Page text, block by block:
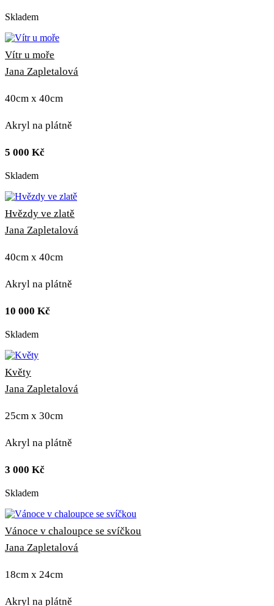
Skladem
Vítr u moře
Jana Zapletalová
40cm x 40cm
Akryl na plátně
5 000 Kč
Skladem
Hvězdy ve zlatě
Jana Zapletalová
40cm x 40cm
Akryl na plátně
10 000 Kč
Skladem
Květy
Jana Zapletalová
25cm x 30cm
Akryl na plátně
3 000 Kč
Skladem
Vánoce v chaloupce se svíčkou
Jana Zapletalová
18cm x 24cm
Akryl na plátně